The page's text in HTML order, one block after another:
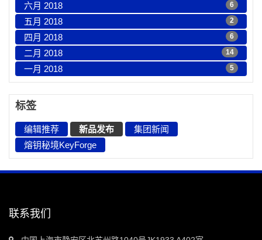
六月 2018 6
五月 2018 2
四月 2018 6
二月 2018 14
一月 2018 5
标签
编辑推荐 新品发布
集团新闻
熔钥秘境KeyForge
联系我们